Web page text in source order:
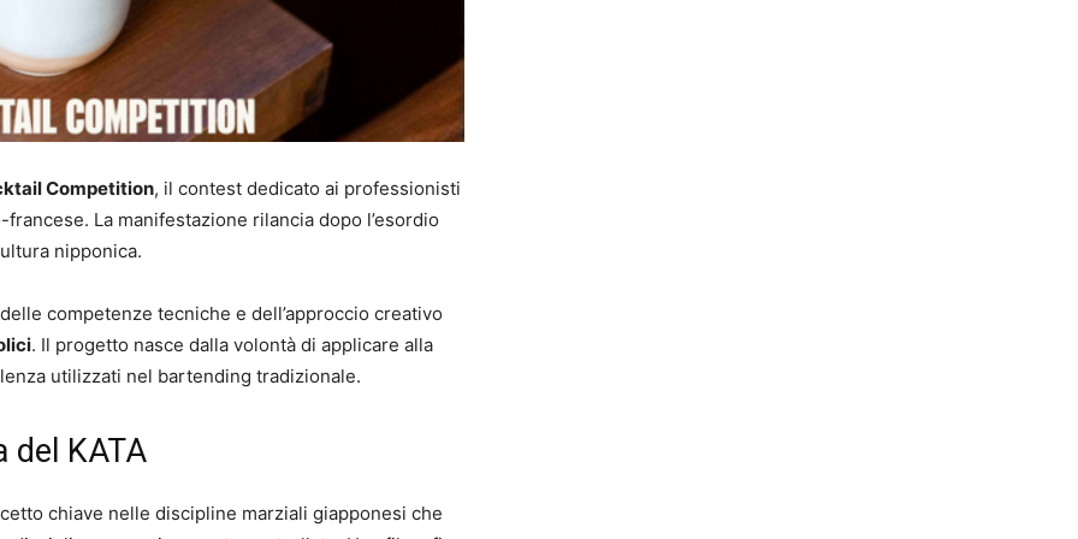
Competition, il contest dedicato ai professionisti
La manifestazione rilancia dopo l’esordio
nipponica.
competenze tecniche e dell’approccio creativo
. Il progetto nasce dalla volontà di applicare alla
utilizzati nel bartending tradizionale.
del KATA
chiave nelle discipline marziali giapponesi che